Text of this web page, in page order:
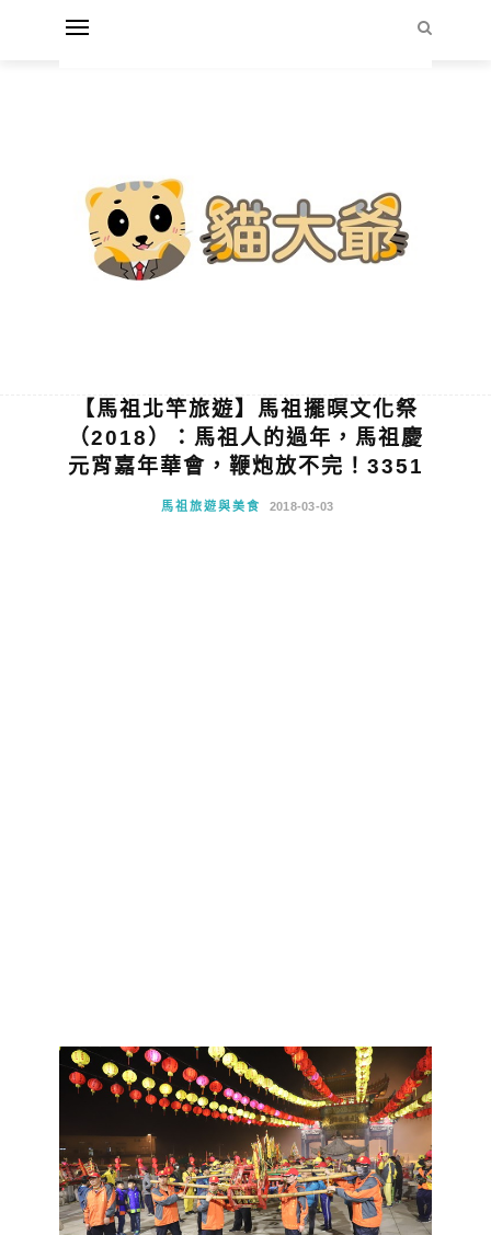
【馬祖北竿旅遊】馬祖擺暝文化祭
（2018）：馬祖人的過年，馬祖慶
元宵嘉年華會，鞭炮放不完！3351
馬祖旅遊與美食 2018-03-03